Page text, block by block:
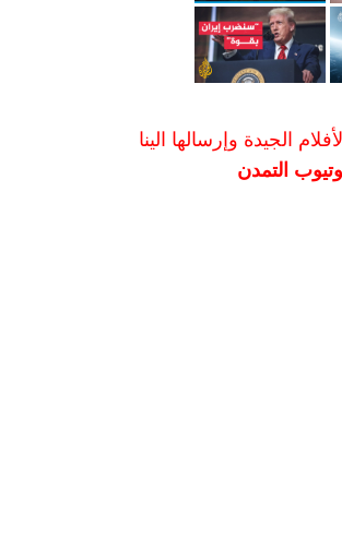
الجيدة وإرسالها الينا
التمدن